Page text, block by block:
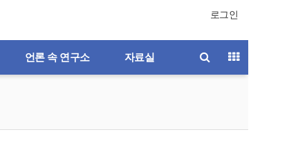
로그인
언론 속 연구소 자료실